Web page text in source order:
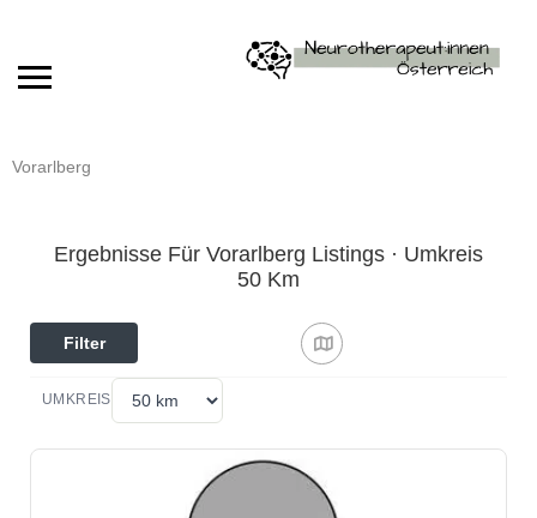
Vorarlberg
Ergebnisse Für Vorarlberg Listings · Umkreis
50 Km
Filter
UMKREIS